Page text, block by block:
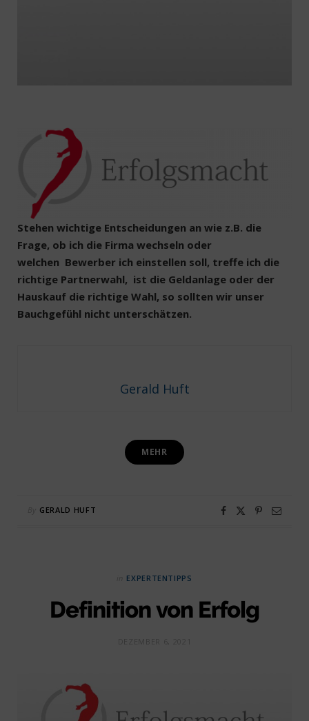
Stehen wichtige Entscheidungen an wie z.B. die
Frage, ob ich die Firma wechseln oder
welchen Bewerber ich einstellen soll, treffe ich die
richtige Partnerwahl, ist die Geldanlage oder der
Hauskauf die richtige Wahl, so sollten wir unser
Bauchgefühl nicht unterschätzen.
Gerald Huft
MEHR
GERALD HUFT
EXPERTENTIPPS
Definition von Erfolg